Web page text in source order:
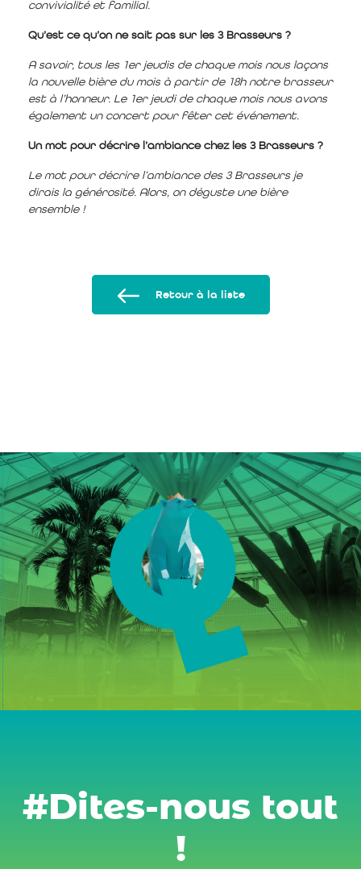
convivialité et familial.
Qu’est ce qu’on ne sait pas sur les 3 Brasseurs ?
A savoir, tous les 1er jeudis de chaque mois nous laçons
la nouvelle bière du mois à partir de 18h notre brasseur
est à l’honneur. Le 1er jeudi de chaque mois nous avons
également un concert pour fêter cet événement.
Un mot pour décrire l’ambiance chez les 3 Brasseurs ?
Le mot pour décrire l’ambiance des 3 Brasseurs je
dirais la générosité. Alors, on déguste une bière
ensemble !
Retour à la liste
#Dites-nous tout
!